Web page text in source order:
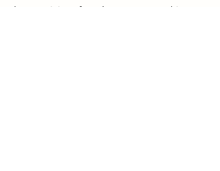
Les praticiens formés en naturopathie sont